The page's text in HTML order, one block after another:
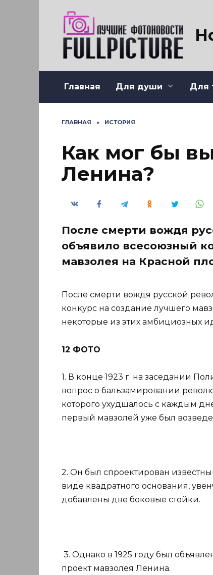
Главная Для души Для
ГЛАВНАЯ » ИСТОРИЯ
Как мог бы
Ленина?
После смерти вождя
объявило всесоюзный
мавзолея на Красной
После смерти вождя русской
конкурс на создание лучшего
некоторые из этих амбициозных
12 ФОТО
1. В конце 1923 г. на заседании
вопрос о бальзамировании
которого ухудшалось с каждым
первый мавзолей уже был
2. Он был спроектирован
виде квадратного основания,
добавлены две боковые стойки.
3. Однако в 1925 году был
проект мавзолея Ленина.